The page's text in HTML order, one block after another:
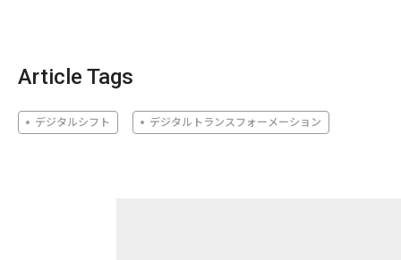
Article Tags
デジタルシフト デジタルトランスフォーメーション